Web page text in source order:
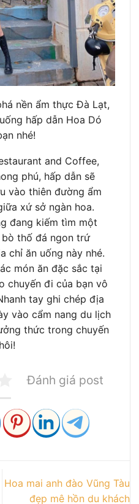
nền ẩm thực Đà Lạt,
hấp dẫn Hoa Dó
nhé!
and Coffee,
phú, hấp dẫn sẽ
vào thiên đường ẩm
xứ sở ngàn hoa.
đang kiếm tìm một
thố đá ngon trứ
chỉ ăn uống này nhé.
món ăn đặc sắc tại
chuyến đi của bạn vô
tay ghi chép địa
vào cẩm nang du lịch
thức trong chuyến
Đánh giá post
Hoa mai anh đào Vũng Tàu
đẹp mê hồn du khách